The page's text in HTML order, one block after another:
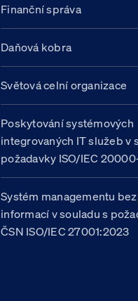
Finanční správa
Daňová kobra
Světová celní organizace
Poskytování systémových
integrovaných IT služeb v
požadavky ISO/IEC
Systém managementu
informací v souladu s
ČSN ISO/IEC 27001:2023